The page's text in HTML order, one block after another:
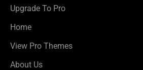
Upgrade To Pro
Home
View Pro Themes
About Us